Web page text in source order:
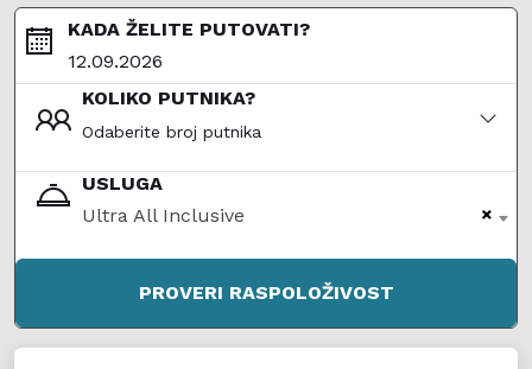
KADA ŽELITE PUTOVATI?
KOLIKO PUTNIKA?
Odaberite broj putnika
USLUGA
×
Ultra All Inclusive
PROVERI RASPOLOŽIVOST